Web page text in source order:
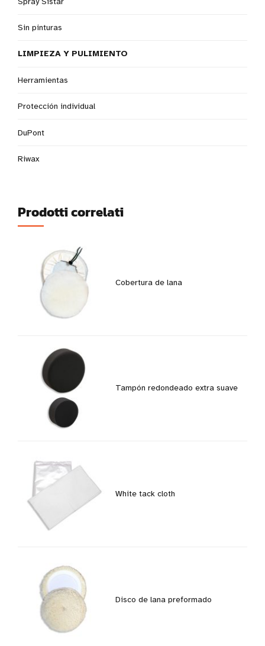
Sin pinturas
LIMPIEZA Y PULIMIENTO
Herramientas
Protección individual
DuPont
Riwax
Prodotti correlati
Cobertura de lana
Tampón redondeado extra suave
White tack cloth
Disco de lana preformado